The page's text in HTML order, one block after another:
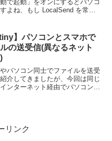
で起動」をオンにするとパソコ
よね、もし LocalSend を常時
】パソコンとスマホで
の送受信(異なるネット
パソコン同士でファイルを送受
介してきましたが、今回は同じ
ンターネット経由でパソコンや
リンク